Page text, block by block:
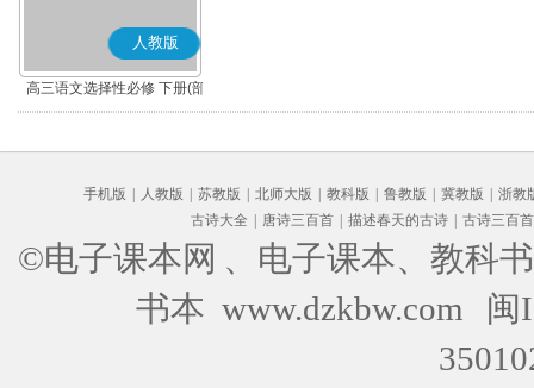
人教版
高三语文选择性必修 下册(部
编版)
手机版 人教版 苏教版 北师大版 教科版 鲁教版 冀教版
浙教
古诗大全
唐诗三百首 描述春天的古诗 古诗三百首
©电子课本网 、电子课本、教科
书本 www.dzkbw.com
闽